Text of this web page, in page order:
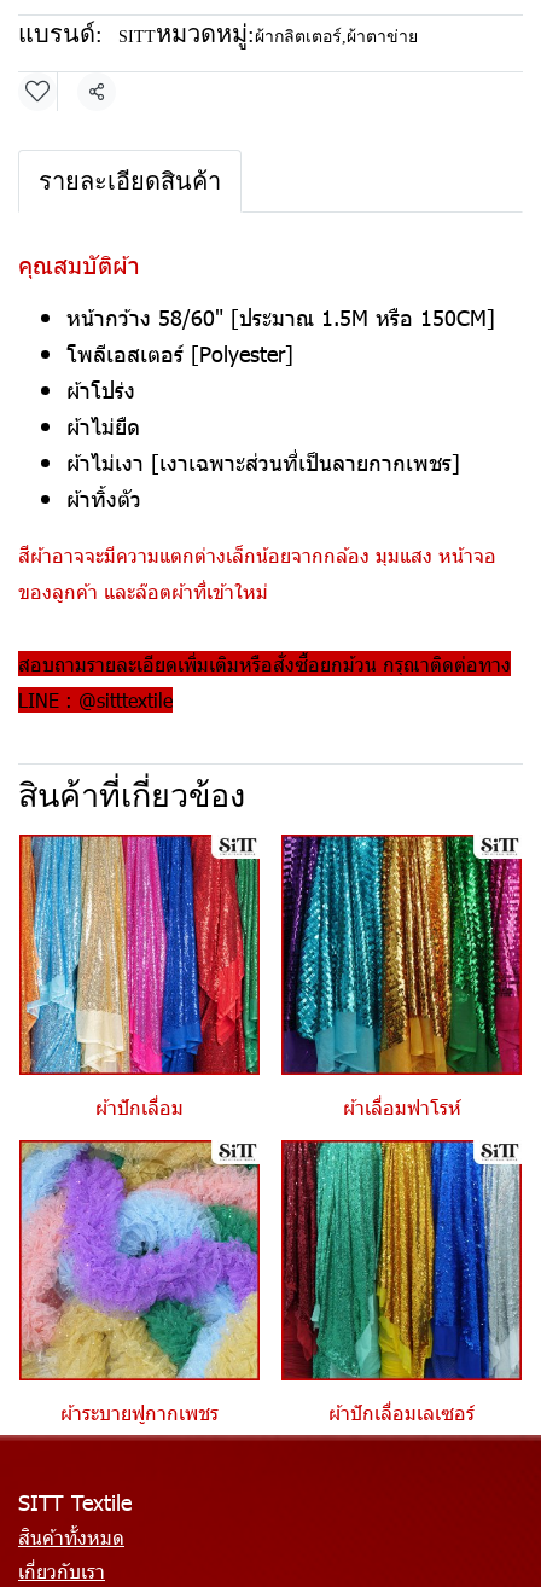
แบรนด์: SITTหมวดหมู่: ผ้ากลิตเตอร์,ผ้าตาข่าย
แชร์
รายละเอียดสินค้า
คุณสมบัติผ้า
หน้ากว้าง 58/60" [ประมาณ 1.5M หรือ 150CM]
โพลีเอสเตอร์ [Polyester]
ผ้าโปร่ง
ผ้าไม่ยืด
ผ้าไม่เงา [เงาเฉพาะส่วนที่เป็นลายกากเพชร]
ผ้าทิ้งตัว
สีผ้าอาจจะมีความแตกต่างเล็กน้อยจากกล้อง มุมแสง หน้าจอ
ของลูกค้า และล๊อตผ้าที่เข้าใหม่
สอบถามรายละเอียดเพิ่มเติมหรือสั่งซื้อยกม้วน กรุณาติดต่อทาง
LINE : @sitttextile
สินค้าที่เกี่ยวข้อง
ผ้าปักเลื่อม ผ้าเลื่อมฟาโรห์
ผ้าระบายฟูกากเพชร ผ้าปักเลื่อมเลเซอร์
SITT Textile
สินค้าทั้งหมด
เกี่ยวกับเรา